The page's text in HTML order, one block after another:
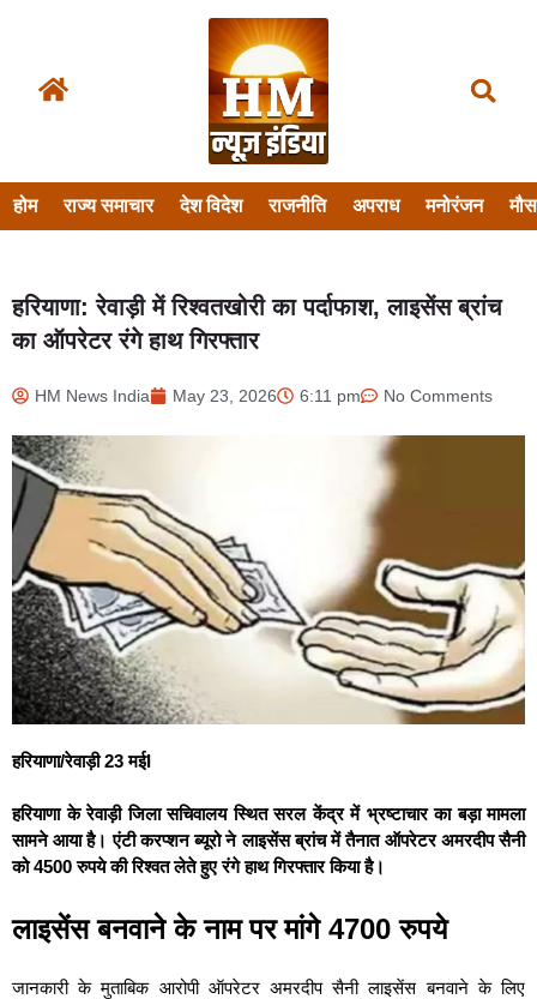
होम राज्य समाचार देश विदेश राजनीति अपराध मनोरंजन
हरियाणा: रेवाड़ी में रिश्वतखोरी का पर्दाफाश, लाइसेंस ब्रांच
का ऑपरेटर रंगे हाथ गिरफ्तार
HM News India May 23, 2026 6:11 pm No Comments
हरियाणा/रेवाड़ी 23 मईI
हरियाणा के रेवाड़ी जिला सचिवालय स्थित सरल केंद्र में भ्रष्टाचार का बड़ा मामला
सामने आया है। एंटी करप्शन ब्यूरो ने लाइसेंस ब्रांच में तैनात ऑपरेटर अमरदीप सैनी
को 4500 रुपये की रिश्वत लेते हुए रंगे हाथ गिरफ्तार किया है।
लाइसेंस बनवाने के नाम पर मांगे 4700 रुपये
जानकारी के मुताबिक आरोपी ऑपरेटर अमरदीप सैनी लाइसेंस बनवाने के लिए